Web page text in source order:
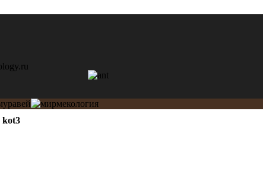
kot3